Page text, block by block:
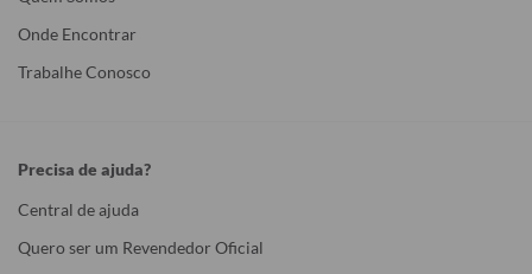
Onde Encontrar
Trabalhe Conosco
Precisa de ajuda?
Central de ajuda
Quero ser um Revendedor Oficial